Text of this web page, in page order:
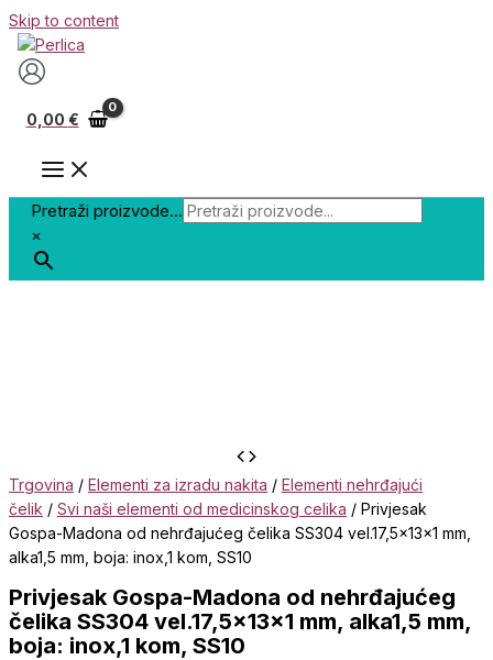
Skip to content
0,00 €
Pretraži proizvode...
×
Trgovina / Elementi za izradu nakita / Elementi nehrđajući
čelik / Svi naši elementi od medicinskog celika / Privjesak
Gospa-Madona od nehrđajućeg čelika SS304 vel.17,5x13x1 mm,
alka1,5 mm, boja: inox,1 kom, SS10
Privjesak Gospa-Madona od nehrđajućeg
čelika SS304 vel.17,5x13x1 mm, alka1,5 mm,
boja: inox,1 kom, SS10